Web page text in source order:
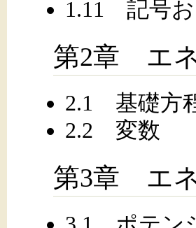
1.11 記号
第2章 エネ
2.1 基礎方
2.2 変数
第3章 エ